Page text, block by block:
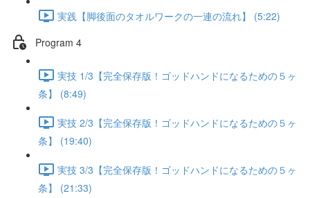
実践【脚後面のタオルワークの一連の流れ】 (5:22)
Program 4
実技 1/3【完全保存版！ゴッドハンドになるための５ヶ
条】 (8:49)
実技 2/3【完全保存版！ゴッドハンドになるための５ヶ
条】 (19:40)
実技 3/3【完全保存版！ゴッドハンドになるための５ヶ
条】 (21:33)